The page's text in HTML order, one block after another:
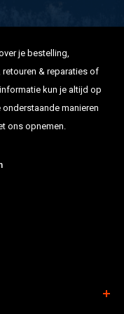
je bestelling,
retouren & reparaties of
kun je altijd op
onderstaande manieren
ons opnemen.